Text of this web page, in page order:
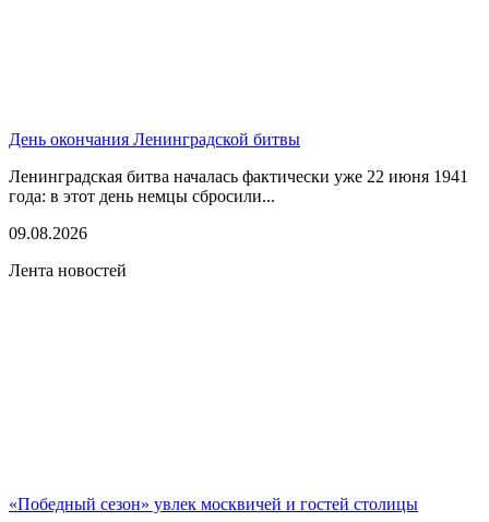
День окончания Ленинградской битвы
Ленинградская битва началась фактически уже 22 июня 1941
года: в этот день немцы сбросили...
09.08.2026
Лента новостей
«Победный сезон» увлек москвичей и гостей столицы